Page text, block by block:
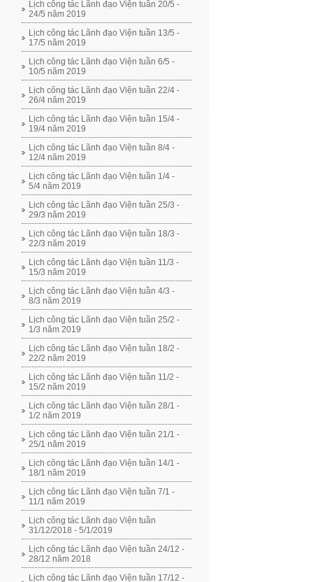
Lịch công tác Lãnh đạo Viện tuần 20/5 -
24/5 năm 2019
Lịch công tác Lãnh đạo Viện tuần 13/5 -
17/5 năm 2019
Lịch công tác Lãnh đạo Viện tuần 6/5 -
10/5 năm 2019
Lịch công tác Lãnh đạo Viện tuần 22/4 -
26/4 năm 2019
Lịch công tác Lãnh đạo Viện tuần 15/4 -
19/4 năm 2019
Lịch công tác Lãnh đạo Viện tuần 8/4 -
12/4 năm 2019
Lịch công tác Lãnh đạo Viện tuần 1/4 -
5/4 năm 2019
Lịch công tác Lãnh đạo Viện tuần 25/3 -
29/3 năm 2019
Lịch công tác Lãnh đạo Viện tuần 18/3 -
22/3 năm 2019
Lịch công tác Lãnh đạo Viện tuần 11/3 -
15/3 năm 2019
Lịch công tác Lãnh đạo Viện tuần 4/3 -
8/3 năm 2019
Lịch công tác Lãnh đạo Viện tuần 25/2 -
1/3 năm 2019
Lịch công tác Lãnh đạo Viện tuần 18/2 -
22/2 năm 2019
Lịch công tác Lãnh đạo Viện tuần 11/2 -
15/2 năm 2019
Lịch công tác Lãnh đạo Viện tuần 28/1 -
1/2 năm 2019
Lịch công tác Lãnh đạo Viện tuần 21/1 -
25/1 năm 2019
Lịch công tác Lãnh đạo Viện tuần 14/1 -
18/1 năm 2019
Lịch công tác Lãnh đạo Viện tuần 7/1 -
11/1 năm 2019
Lịch công tác Lãnh đạo Viện tuần
31/12/2018 - 5/1/2019
Lịch công tác Lãnh đạo Viện tuần 24/12 -
28/12 năm 2018
Lịch công tác Lãnh đạo Viện tuần 17/12 -